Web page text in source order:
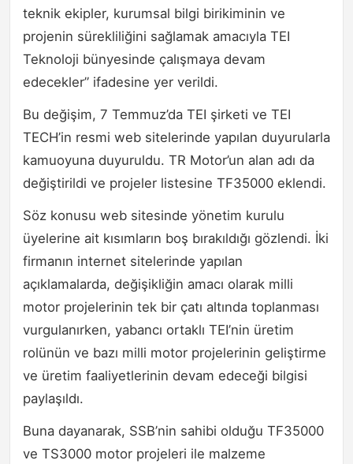
teknik ekipler, kurumsal bilgi birikiminin ve
projenin sürekliliğini sağlamak amacıyla TEI
Teknoloji bünyesinde çalışmaya devam
edecekler” ifadesine yer verildi.
Bu değişim, 7 Temmuz’da TEI şirketi ve TEI
TECH’in resmi web sitelerinde yapılan duyurularla
kamuoyuna duyuruldu. TR Motor’un alan adı da
değiştirildi ve projeler listesine TF35000 eklendi.
Söz konusu web sitesinde yönetim kurulu
üyelerine ait kısımların boş bırakıldığı gözlendi. İki
firmanın internet sitelerinde yapılan
açıklamalarda, değişikliğin amacı olarak milli
motor projelerinin tek bir çatı altında toplanması
vurgulanırken, yabancı ortaklı TEI’nin üretim
rolünün ve bazı milli motor projelerinin geliştirme
ve üretim faaliyetlerinin devam edeceği bilgisi
paylaşıldı.
Buna dayanarak, SSB’nin sahibi olduğu TF35000
ve TS3000 motor projeleri ile malzeme